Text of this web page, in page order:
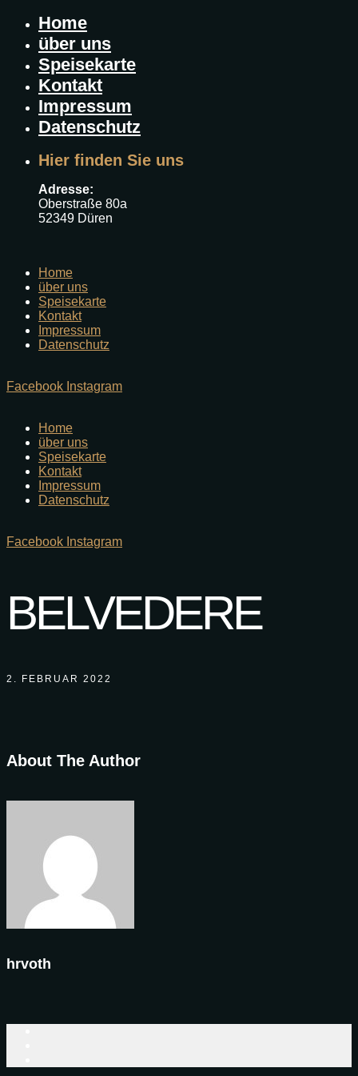
Home
über uns
Speisekarte
Kontakt
Impressum
Datenschutz
Hier finden Sie uns
Adresse:
Oberstraße 80a
52349 Düren
Home
über uns
Speisekarte
Kontakt
Impressum
Datenschutz
Facebook Instagram
Home
über uns
Speisekarte
Kontakt
Impressum
Datenschutz
Facebook Instagram
BELVEDERE
2. FEBRUAR 2022
About The Author
hrvoth